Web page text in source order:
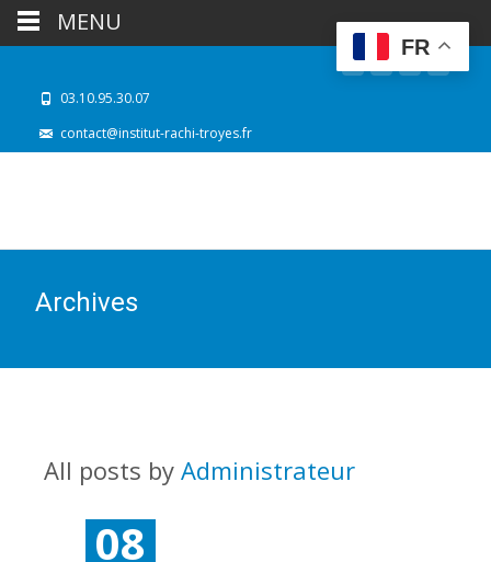
03.10.95.30.07
contact@institut-rachi-troyes.fr
Archives
All posts by Administrateur
08
FR
MENU